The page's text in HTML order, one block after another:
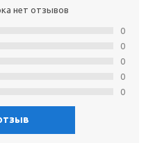
нет отзывов
0
0
0
0
0